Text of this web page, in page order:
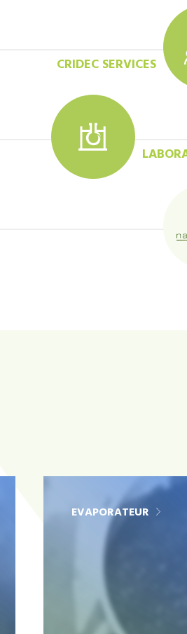
CRIDEC SERVICES
EVAPORATEUR